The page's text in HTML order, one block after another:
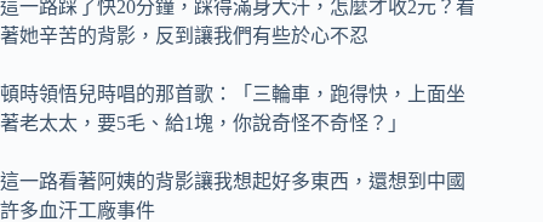
這一路踩了快20分鐘，踩得滿身大汗，怎麼才收2元？看
著她辛苦的背影，反到讓我們有些於心不忍
頓時領悟兒時唱的那首歌：「三輪車，跑得快，上面坐
著老太太，要5毛、給1塊，你說奇怪不奇怪？」
這一路看著阿姨的背影讓我想起好多東西，還想到中國
許多血汗工廠事件